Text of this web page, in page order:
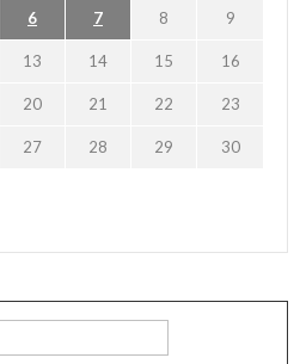
6 7 8 9
13 14 15 16
20 21 22 23
27 28 29 30